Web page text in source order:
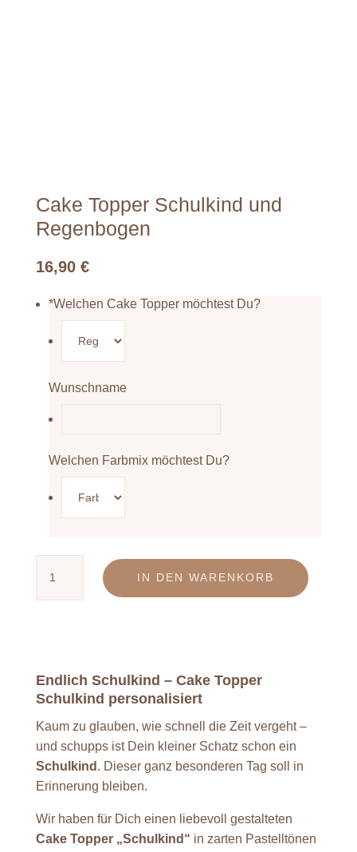
Cake Topper Schulkind und
Regenbogen
16,90 €
*Welchen Cake Topper möchtest Du?
Wunschname
Welchen Farbmix möchtest Du?
Menge
IN DEN WARENKORB
Endlich Schulkind – Cake Topper
Schulkind personalisiert
Kaum zu glauben, wie schnell die Zeit vergeht –
und schupps ist Dein kleiner Schatz schon ein
Schulkind . Dieser ganz besonderen Tag soll in
Erinnerung bleiben.
Wir haben für Dich einen liebevoll gestalteten
Cake Topper „Schulkind“ in zarten Pastelltönen